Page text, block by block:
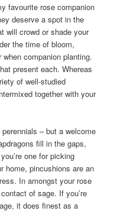
favourite rose companion
deserve a spot in the
will crowd or shade your
the time of bloom,
companion planting.
present each. Whereas
of well-studied
together with your
– but a welcome
fill in the gaps,
one for picking
home, pincushions are an
In amongst your rose
of sage. If you’re
it does finest as a